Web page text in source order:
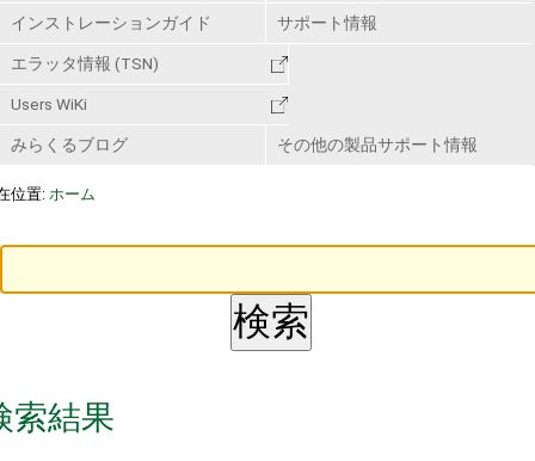
インストレーションガイド サポート情報
エラッタ情報 (TSN)
Users WiKi
みらくるブログ その他の製品サポート情報
位置: ホーム
索結果